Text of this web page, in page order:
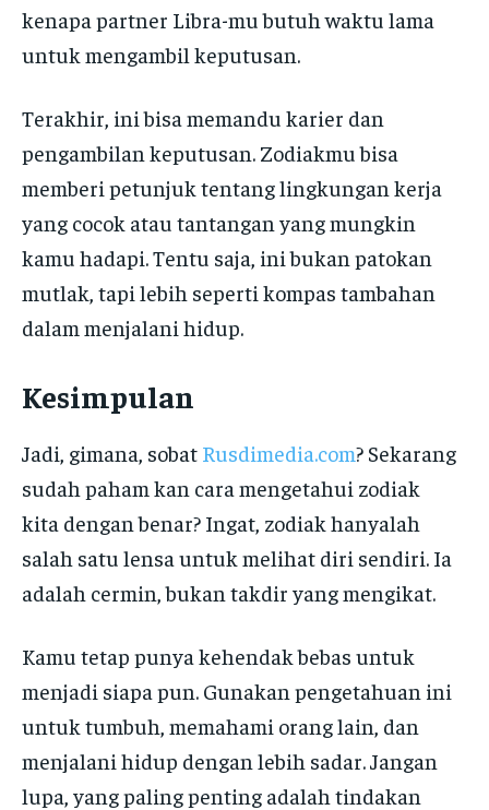
kenapa partner Libra-mu butuh waktu lama
untuk mengambil keputusan.
Terakhir, ini bisa memandu karier dan
pengambilan keputusan. Zodiakmu bisa
memberi petunjuk tentang lingkungan kerja
yang cocok atau tantangan yang mungkin
kamu hadapi. Tentu saja, ini bukan patokan
mutlak, tapi lebih seperti kompas tambahan
dalam menjalani hidup.
Kesimpulan
Jadi, gimana, sobat Rusdimedia.com? Sekarang
sudah paham kan cara mengetahui zodiak
kita dengan benar? Ingat, zodiak hanyalah
salah satu lensa untuk melihat diri sendiri. Ia
adalah cermin, bukan takdir yang mengikat.
Kamu tetap punya kehendak bebas untuk
menjadi siapa pun. Gunakan pengetahuan ini
untuk tumbuh, memahami orang lain, dan
menjalani hidup dengan lebih sadar. Jangan
lupa, yang paling penting adalah tindakan